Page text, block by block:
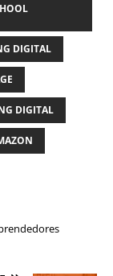
DIGITAL
DIGITAL